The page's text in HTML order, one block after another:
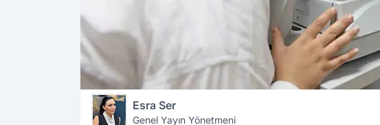
Esra Ser
Genel Yayın Yönetmeni